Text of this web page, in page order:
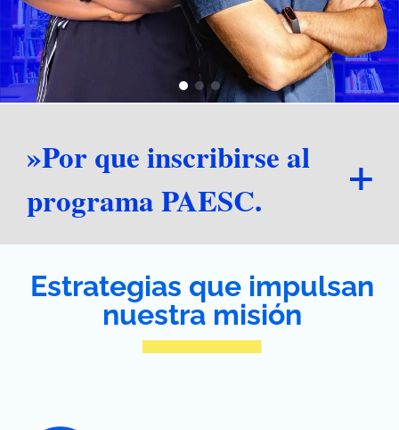
»Por que inscribirse al
programa PAESC.
Estrategias que impulsan
nuestra misión